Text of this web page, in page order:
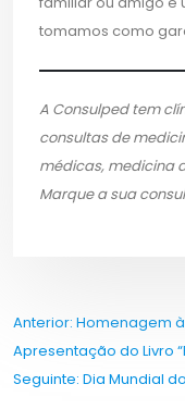
tomamos como
A Consulped tem
consultas de
médicas, medicina
Marque a sua
Navegação
de
Anterior: Homenagem
Apresentação do Livro
Seguinte: Dia Mundial